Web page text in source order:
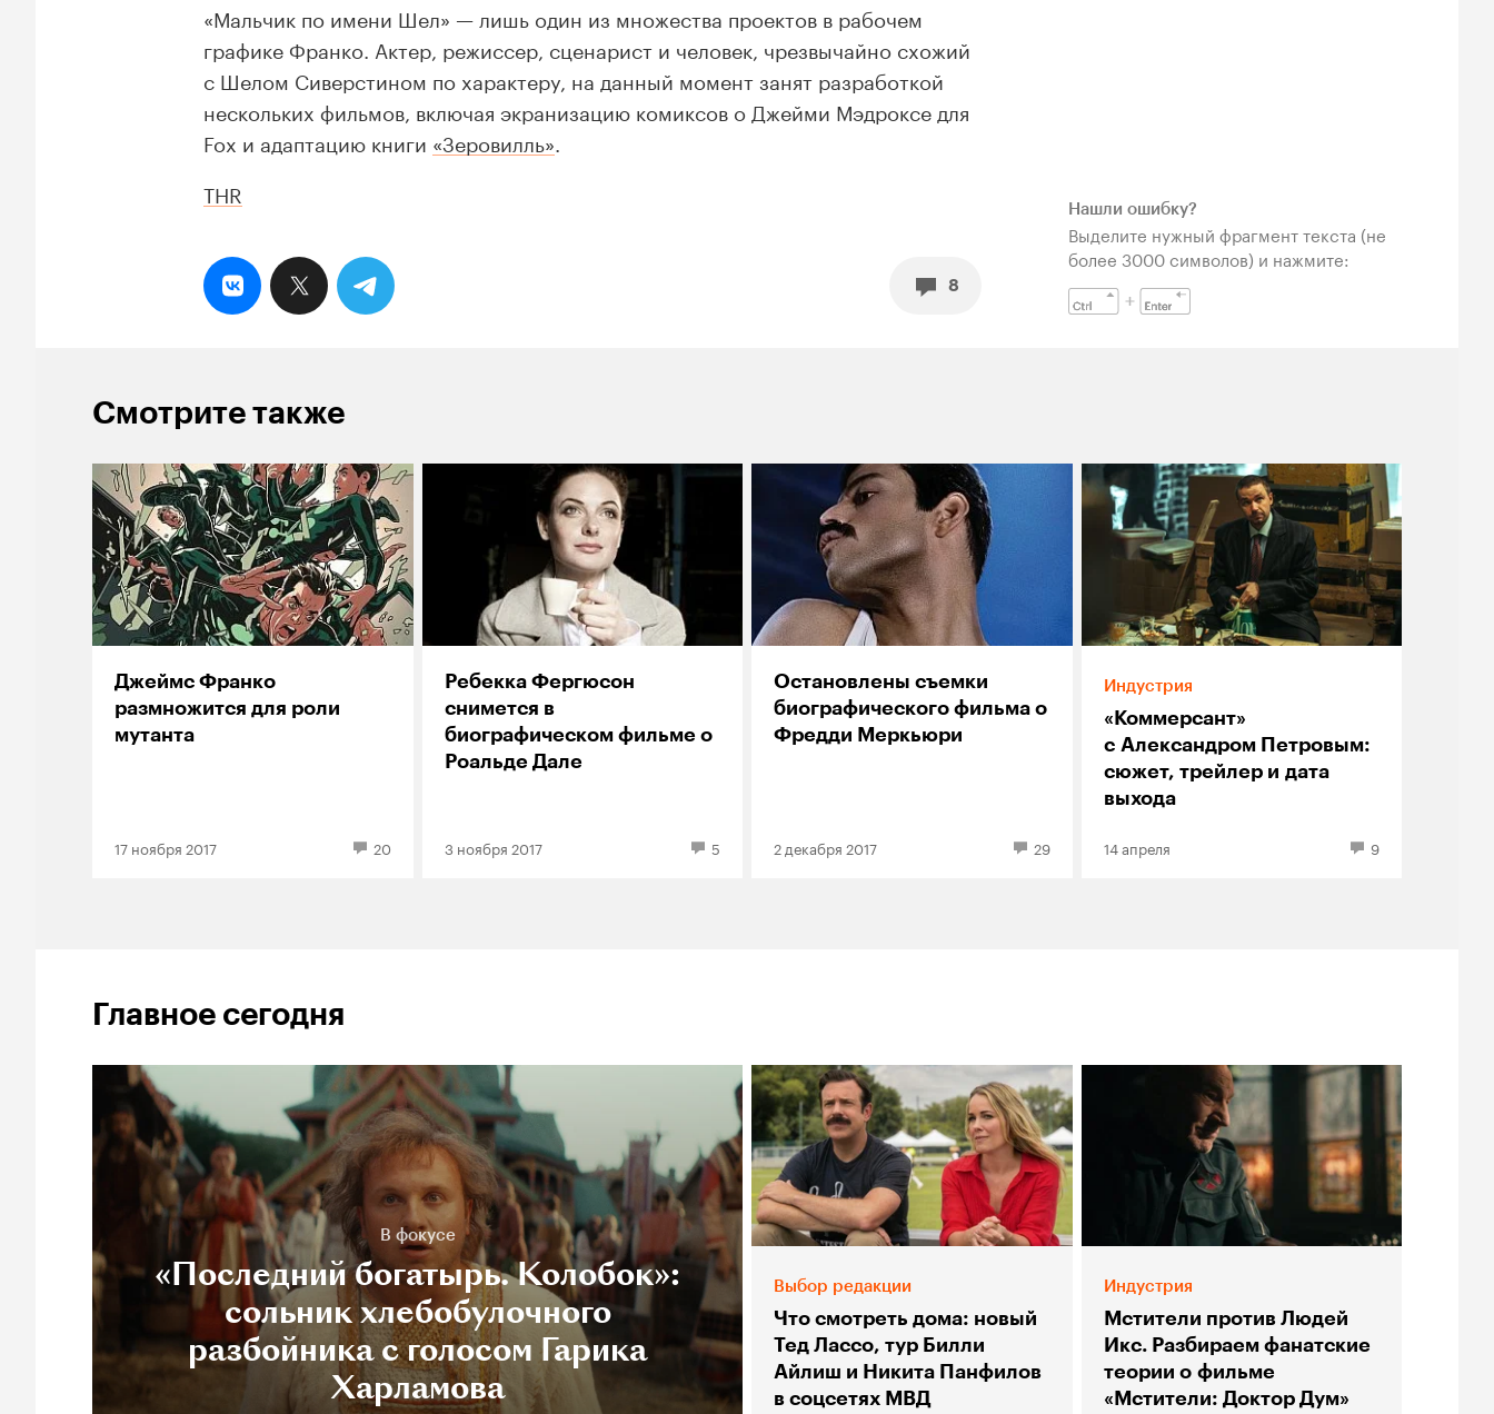
«Мальчик по имени Шел» — лишь один из множества проектов в рабочем
графике Франко. Актер, режиссер, сценарист и человек, чрезвычайно схожий
с Шелом Сиверстином по характеру, на данный момент занят разработкой
нескольких фильмов, включая экранизацию комиксов о Джейми Мэдроксе для
Fox и адаптацию книги «Зеровилль»
THR
8
Нашли ошибку?
Выделите нужный фрагмент текста (не
более 3000 символов) и нажмите:
Смотрите также
Джеймс Франко
размножится для роли
мутанта
17 ноября 2017 20
Ребекка Фергюсон
снимется в
биографическом фильме о
Роальде Дале
3 ноября 2017 5
Остановлены съемки
биографического фильма о
Фредди Меркьюри
2 декабря 2017 29
Индустрия
«Коммерсант»
с Александром Петровым:
сюжет, трейлер и дата
выхода
14 апреля 9
Главное сегодня
В фокусе
«Последний богатырь. Колобок»:
сольник хлебобулочного
разбойника с голосом Гарика
Харламова
Выбор редакции
Что смотреть дома: новый
Тед Лассо, тур Билли
Айлиш и Никита Панфилов
в соцсетях МВД
Индустрия
Мстители против Людей
Икс. Разбираем фанатские
теории о фильме
«Мстители: Доктор Дум»